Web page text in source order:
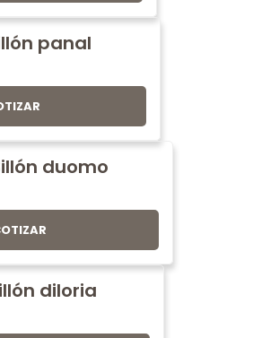
panal
duomo
diloria